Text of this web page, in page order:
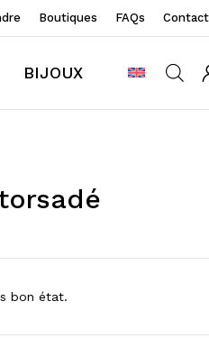
Boutiques FAQs Contact
BIJOUX
bon état.